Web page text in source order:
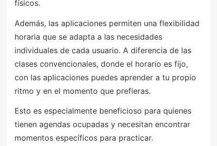
físicos.
Además, las aplicaciones permiten una flexibilidad
horaria que se adapta a las necesidades
individuales de cada usuario. A diferencia de las
clases convencionales, donde el horario es fijo,
con las aplicaciones puedes aprender a tu propio
ritmo y en el momento que prefieras.
Esto es especialmente beneficioso para quienes
tienen agendas ocupadas y necesitan encontrar
momentos específicos para practicar.